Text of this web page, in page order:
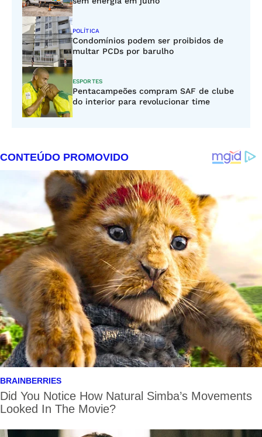
POLÍTICA
Condomínios podem ser proibidos de
multar PCDs por barulho
ESPORTES
Pentacampeões compram SAF de clube
do interior para revolucionar time